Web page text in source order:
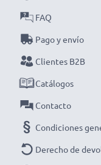
CELLONIC. ¡Haz
garantía de 3 años!
FAQ
Pago y envío
Clientes B2B
Catálogos
Contacto
Condiciones
Derecho de